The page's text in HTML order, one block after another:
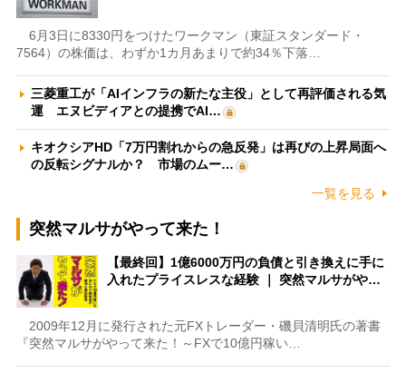
6月3日に8330円をつけたワークマン（東証スタンダード・
7564）の株価は、わずか1カ月あまりで約34％下落…
三菱重工が「AIインフラの新たな主役」として再評価される気
運 エヌビディアとの提携でAI…
キオクシアHD「7万円割れからの急反発」は再びの上昇局面へ
の反転シグナルか？ 市場のムー…
一覧を見る
突然マルサがやって来た！
【最終回】1億6000万円の負債と引き換えに手に
入れたプライスレスな経験 ｜ 突然マルサがや…
2009年12月に発行された元FXトレーダー・磯貝清明氏の著書
『突然マルサがやって来た！～FXで10億円稼い…